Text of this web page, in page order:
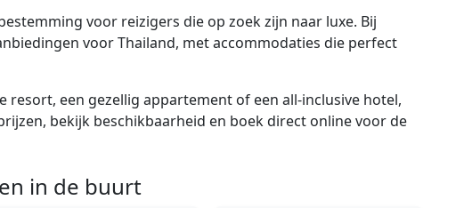
voor reizigers die op zoek zijn naar luxe. Bij
voor Thailand, met accommodaties die perfect
resort, een gezellig appartement of een all-inclusive hotel,
bekijk beschikbaarheid en boek direct online voor de
in de buurt